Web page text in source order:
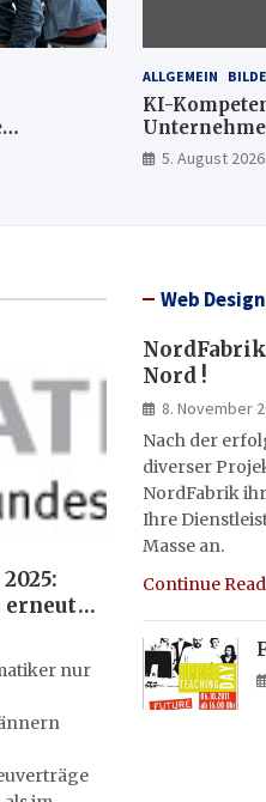
ALLGEMEIN
KI-
mehr KI-
5. August 2026
erneut
nur
Web Design
Nord !
8. November
Nach der
diverser
NordFabrik
Ihre
Masse an.
Continue